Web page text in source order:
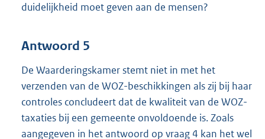
duidelijkheid moet geven aan de mensen?
Antwoord 5
De Waarderingskamer stemt niet in met het
verzenden van de WOZ-beschikkingen als zij bij haar
controles concludeert dat de kwaliteit van de WOZ-
taxaties bij een gemeente onvoldoende is. Zoals
aangegeven in het antwoord op vraag 4 kan het wel